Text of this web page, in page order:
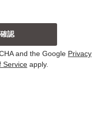
客様から個人情報を収集
情報の利用目的について
個別の利用目的がある場
ります。
and the Google Privacy
Service apply.